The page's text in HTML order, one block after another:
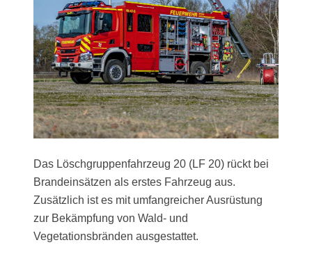
Das Löschgruppenfahrzeug 20 (LF 20) rückt bei
Brandeinsätzen als erstes Fahrzeug aus.
Zusätzlich ist es mit umfangreicher Ausrüstung
zur Bekämpfung von Wald- und
Vegetationsbränden ausgestattet.